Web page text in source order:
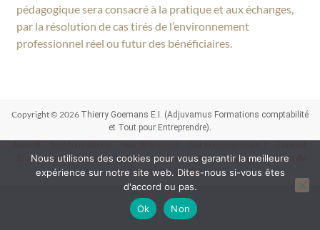
pédagogique sera consacré à la pratique et aux échanges,
par la résolution de cas tirés de l’environnement
professionnel réel ou futur des bénéficiaires.
Copyright © 2026 Thierry Goemans E.I. (Adjuvamus Formations comptabilité
et Tout pour Entreprendre).
Blog
Dico du Business Qualité Infos ou devis En savoir +
Plan du
site
Mentions légales
Nous utilisons des cookies pour vous garantir la meilleure
expérience sur notre site web. Dites-nous si-vous êtes
d'accord ou pas.
Ok
Non